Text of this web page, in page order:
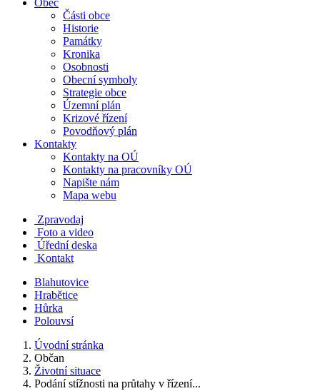
Obec
Části obce
Historie
Památky
Kronika
Osobnosti
Obecní symboly
Strategie obce
Územní plán
Krizové řízení
Povodňový plán
Kontakty
Kontakty na OÚ
Kontakty na pracovníky OÚ
Napište nám
Mapa webu
Zpravodaj
Foto a video
Úřední deska
Kontakt
Blahutovice
Hrabětice
Hůrka
Polouvsí
Úvodní stránka
Občan
Životní situace
Podání stížnosti na průtahy v řízení...